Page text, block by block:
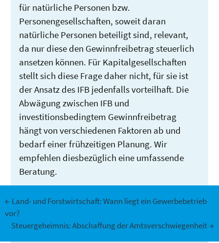
für natürliche Personen bzw.
Personengesellschaften, soweit daran
natürliche Personen beteiligt sind, relevant,
da nur diese den Gewinnfreibetrag steuerlich
ansetzen können. Für Kapitalgesellschaften
stellt sich diese Frage daher nicht, für sie ist
der Ansatz des IFB jedenfalls vorteilhaft. Die
Abwägung zwischen IFB und
investitionsbedingtem Gewinnfreibetrag
hängt von verschiedenen Faktoren ab und
bedarf einer frühzeitigen Planung. Wir
empfehlen diesbezüglich eine umfassende
Beratung.
Beitrags-
← Land- und Forstwirtschaft: Wann liegt ein Gewerbebetrieb
vor?
Steuergeheimnis: Abschaffung der Amtsverschwiegenheit→